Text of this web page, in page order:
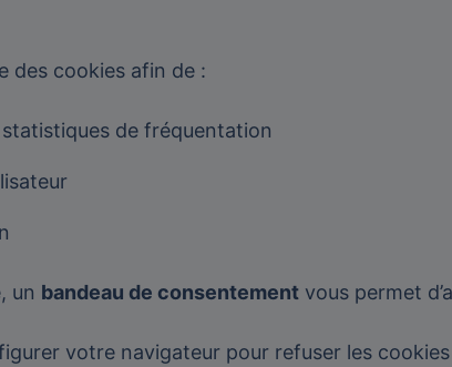
des cookies afin de :
statistiques de fréquentation
un bandeau de consentement vous permet
votre navigateur pour refuser les